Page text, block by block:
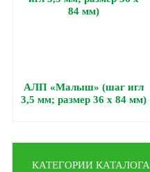
АЛП «Малыш» (шаг игл
3,5 мм; размер 36 х 84 мм)
КАТЕГОРИИ КАТАЛОГА